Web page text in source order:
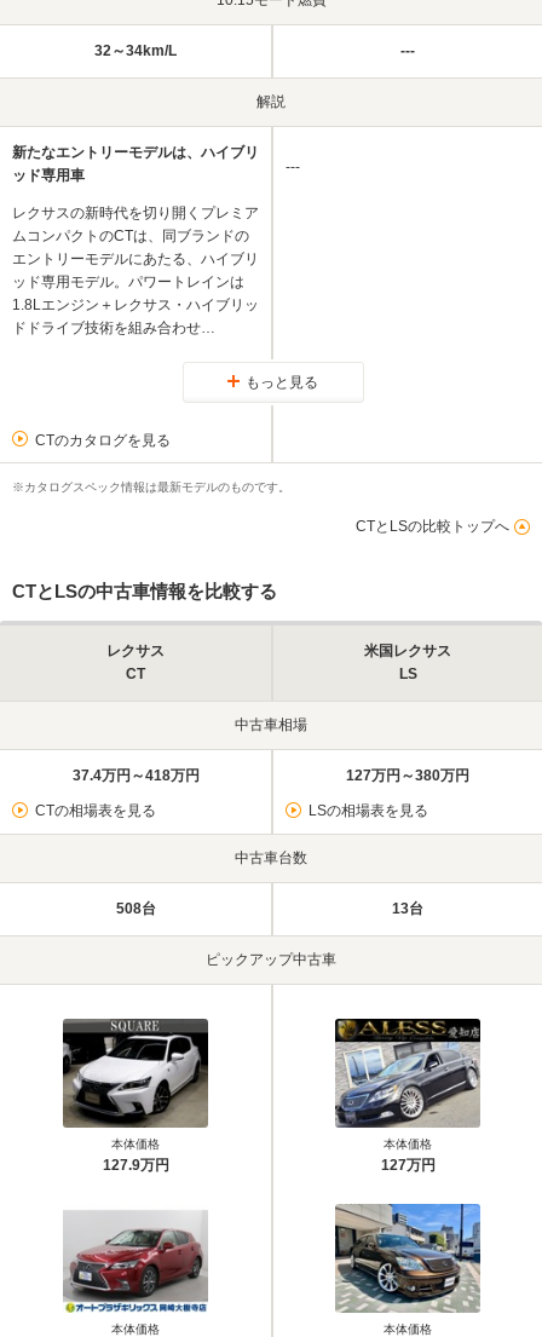
32～34km/L ---
解説
新たなエントリーモデルは、ハイブリ
ッド専用車
レクサスの新時代を切り開くプレミア
ムコンパクトのCTは、同ブランドの
エントリーモデルにあたる、ハイブリ
ッド専用モデル。パワートレインは
1.8Lエンジン＋レクサス・ハイブリッ
ドドライブ技術を組み合わせ…
---
もっと見る
CTのカタログを見る
※カタログスペック情報は最新モデルのものです。
CTとLSの比較トップへ
CTとLSの中古車情報を比較する
レクサス
CT
米国レクサス
LS
中古車相場
37.4万円～418万円
CTの相場表を見る
127万円～380万円
LSの相場表を見る
中古車台数
508台 13台
ピックアップ中古車
本体価格
127.9万円
本体価格
本体価格
127万円
本体価格